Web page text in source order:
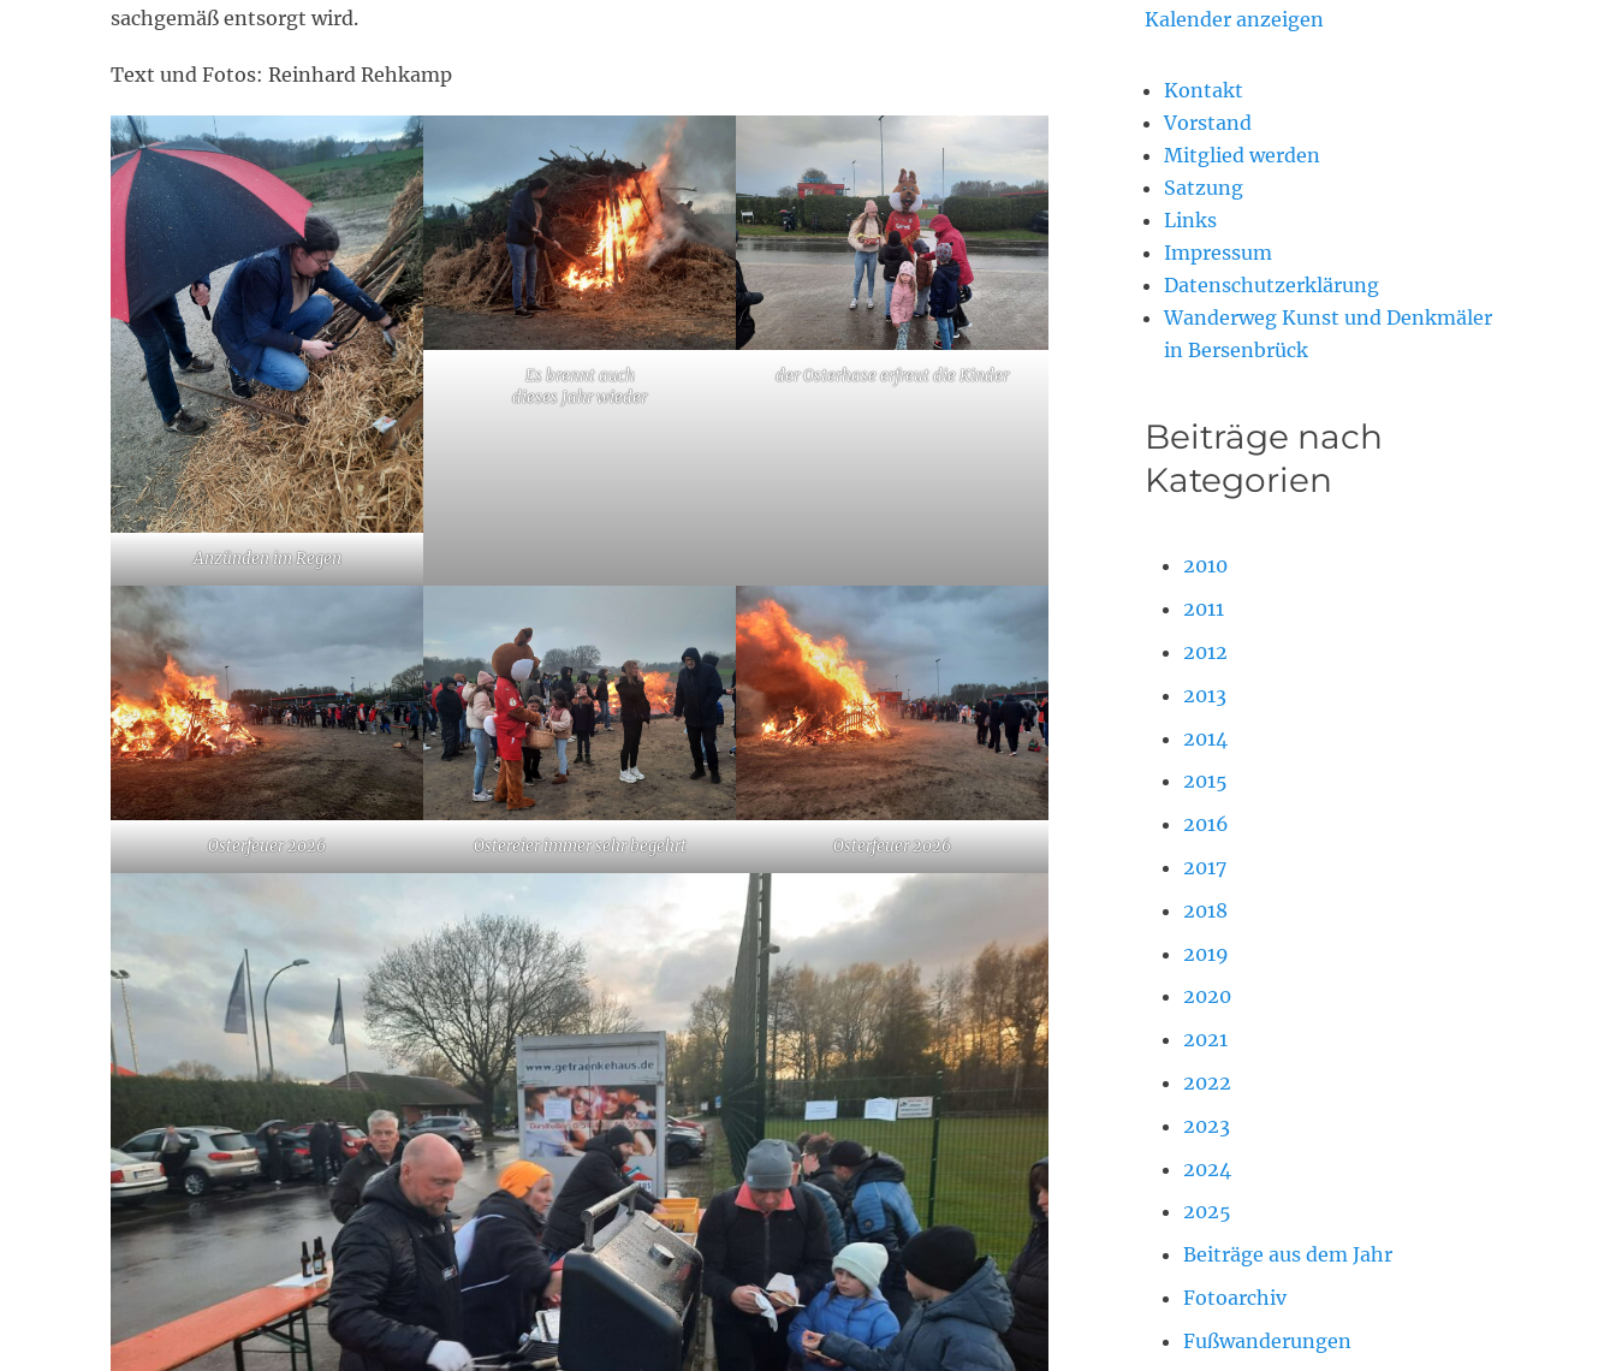
sachgemäß entsorgt wird.
Text und Fotos: Reinhard Rehkamp
Anzünden im Regen
Es brennt auch
dieses Jahr wieder
der Osterhase erfreut die Kinder
Osterfeuer 2026 Ostereier immer sehr begehrt Osterfeuer 2026
Kalender anzeigen
Kontakt
Vorstand
Mitglied werden
Satzung
Links
Impressum
Datenschutzerklärung
Wanderweg Kunst und Denkmäler
in Bersenbrück
Beiträge nach
Kategorien
2010
2011
2012
2013
2014
2015
2016
2017
2018
2019
2020
2021
2022
2023
2024
2025
Beiträge aus dem Jahr
Fotoarchiv
Fußwanderungen